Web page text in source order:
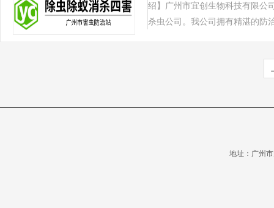
绍】广州市宜创生物科技有限公
杀虫公司。我公司拥有精湛的防
地址：广州